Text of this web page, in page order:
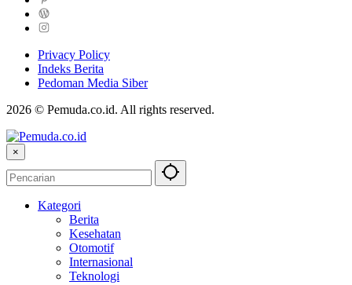
Privacy Policy
Indeks Berita
Pedoman Media Siber
2026 © Pemuda.co.id. All rights reserved.
×
Kategori
Berita
Kesehatan
Otomotif
Internasional
Teknologi